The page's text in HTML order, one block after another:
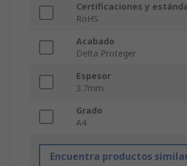
Certificaciones y
RoHS
Acabado
Delta Proteger
Espesor
3.7mm
Grado
A4
Encuentra productos